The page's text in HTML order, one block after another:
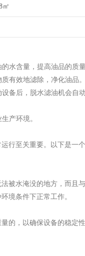
㎡
水含量，提高油品的质量
有效地滤除，净化油品。
备后，脱水滤油机会自
产环境。
行至关重要。以下是一
被水淹没的地方，而且
境条件下正常工作。
的，以确保设备的稳定